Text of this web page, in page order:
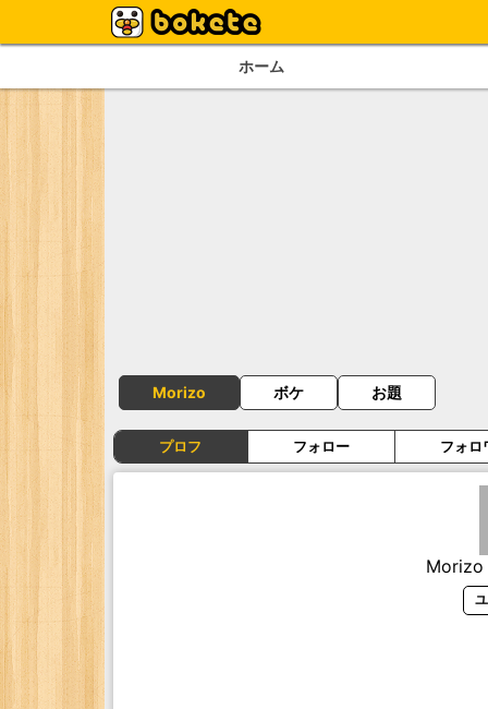
ホーム
Morizo ボケ お題
プロフ フォロー フォロ
Morizo